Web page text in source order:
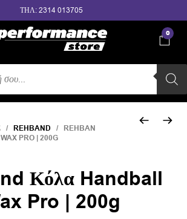
ΤΗΛ: 2314 013705
0
/ REHBAND / REHBAN
PRO | 200G
Κόλα Handball
Pro | 200g